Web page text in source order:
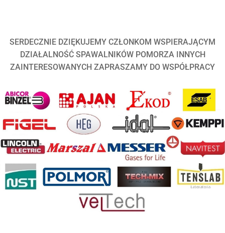
SERDECZNIE DZIĘKUJEMY CZŁONKOM WSPIERAJĄCYM
DZIAŁALNOŚĆ SPAWALNIKÓW POMORZA INNYCH
ZAINTERESOWANYCH ZAPRASZAMY DO WSPÓŁPRACY